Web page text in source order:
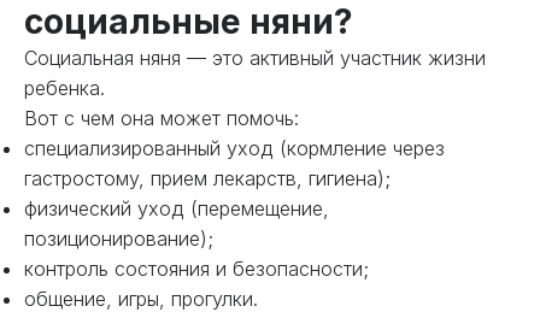
социальные няни?
Социальная няня — это активный участник жизни
ребенка.
Вот с чем она может помочь:
специализированный уход (кормление через
гастростому, прием лекарств, гигиена);
физический уход (перемещение,
позиционирование);
контроль состояния и безопасности;
общение, игры, прогулки.